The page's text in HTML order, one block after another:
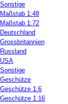
Sonstige
Maßstab 1:48
Maßstab 1:72
Deutschland
Grossbritannien
Russland
USA
Sonstige
Geschütze
Geschütze 1:6
Geschütze 1:16